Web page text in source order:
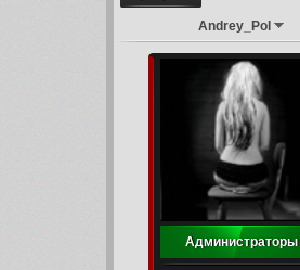
Andrey_Pol
Администраторы